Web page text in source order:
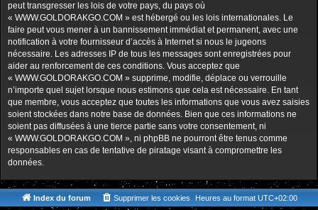
peut transgresser les lois de votre pays, du pays où
« WWW.GOLDORAKGO.COM » est hébergé ou les lois internationales. Le
faire peut vous mener à un bannissement immédiat et permanent, avec une
notification à votre fournisseur d’accès à Internet si nous le jugeons
nécessaire. Les adresses IP de tous les messages sont enregistrées pour
aider au renforcement de ces conditions. Vous acceptez que
« WWW.GOLDORAKGO.COM » supprime, modifie, déplace ou verrouille
n’importe quel sujet lorsque nous estimons que cela est nécessaire. En tant
que membre, vous acceptez que toutes les informations que vous avez saisies
soient stockées dans notre base de données. Bien que ces informations ne
soient pas diffusées à une tierce partie sans votre consentement, ni
« WWW.GOLDORAKGO.COM », ni phpBB ne pourront être tenus comme
responsables en cas de tentative de piratage visant à compromettre les
données.
Index du forum Heures au format UTC+02:00
Supprimer les cookies